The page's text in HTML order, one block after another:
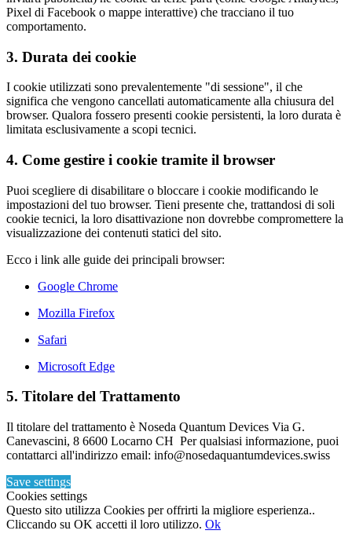
Pixel di Facebook o mappe interattive) che tracciano il tuo
comportamento.
3. Durata dei cookie
I cookie utilizzati sono prevalentemente "di sessione", il che
significa che vengono cancellati automaticamente alla chiusura del
browser. Qualora fossero presenti cookie persistenti, la loro durata è
limitata esclusivamente a scopi tecnici.
4. Come gestire i cookie tramite il browser
Puoi scegliere di disabilitare o bloccare i cookie modificando le
impostazioni del tuo browser. Tieni presente che, trattandosi di soli
cookie tecnici, la loro disattivazione non dovrebbe compromettere la
visualizzazione dei contenuti statici del sito.
Ecco i link alle guide dei principali browser:
Google Chrome
Mozilla Firefox
Safari
Microsoft Edge
5. Titolare del Trattamento
Il titolare del trattamento è Noseda Quantum Devices Via G.
Canevascini, 8 6600 Locarno CH Per qualsiasi informazione, puoi
contattarci all'indirizzo email: info@nosedaquantumdevices.swiss
Save settings
Cookies settings
Questo sito utilizza Cookies per offrirti la migliore esperienza..
Cliccando su OK accetti il loro utilizzo. Ok